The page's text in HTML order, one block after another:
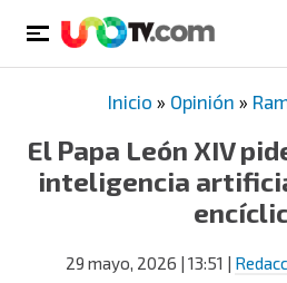
Inicio » Opinión »
El Papa León XIV
inteligencia
29 mayo, 2026 | 13:51 |